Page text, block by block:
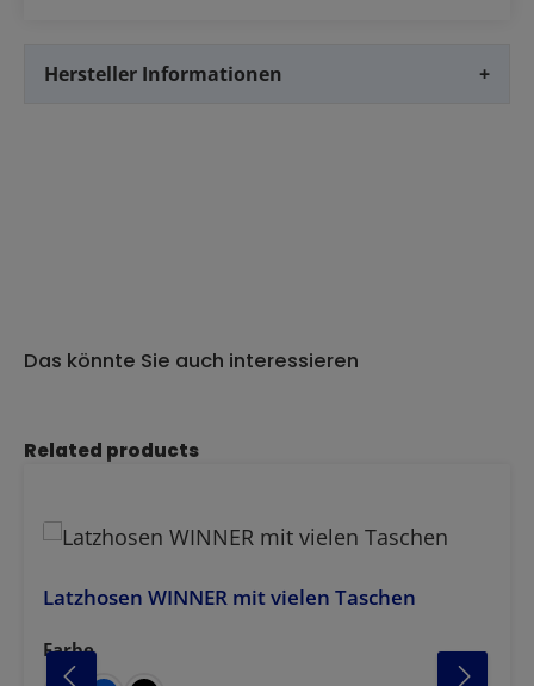
Hersteller Informationen +
Das könnte Sie auch interessieren
Produktgalerie überspringen
Related products
Latzhosen WINNER mit vielen Taschen
Farbe
auswählen